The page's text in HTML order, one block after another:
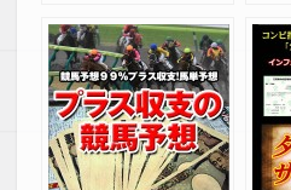
ク,豪華特典付！